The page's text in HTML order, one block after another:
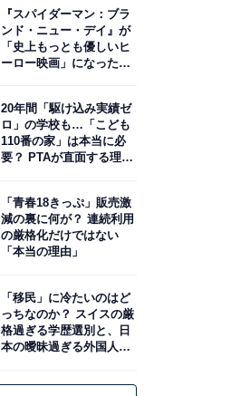
『スパイダーマン：ブラ
ンド・ニュー・デイ』が
「史上もっとも優しいヒ
ーロー映画」になった理
20年間「駆け込み実績ゼ
ロ」の学校も…「こども
110番の家」は本当に必
要？ PTAが直面する理想
「青春18きっぷ」販売激
減の裏に何が？ 連続利用
の厳格化だけではない
「本当の理由」
「移民」に冷たいのはど
っちなのか？ スイスの厳
格過ぎる学歴選別と、日
本の曖昧過ぎる外国人政